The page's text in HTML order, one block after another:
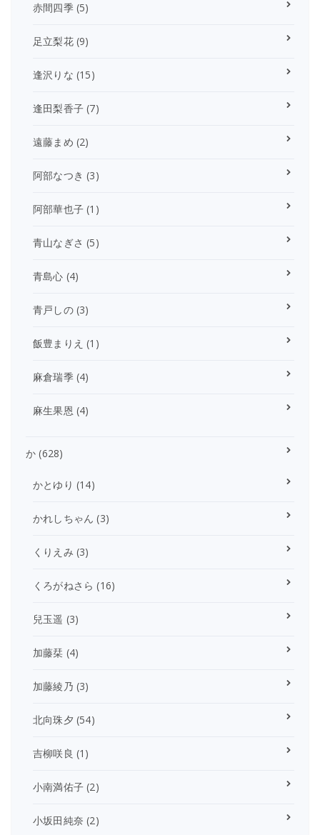
赤間四季(5)
足立梨花(9)
逢沢りな (15)
逢田梨香子 (7)
遠藤まめ (2)
阿部なつき (3)
阿部華也子 (1)
青山なぎさ (5)
青島心 (4)
青戸しの(3)
飯豊まりえ (1)
麻倉瑞季(4)
麻生果恩 (4)
か (628)
かとゆり (14)
かれしちゃん (3)
くりえみ (3)
くろがねさら (16)
兒玉遥 (3)
加藤栞 (4)
加藤綾乃 (3)
北向珠夕 (54)
吉柳咲良 (1)
小南満佑子 (2)
小坂田純奈 (2)